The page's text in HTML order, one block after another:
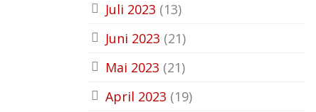
Juli 2023 (13)
Juni 2023 (21)
Mai 2023 (21)
April 2023 (19)